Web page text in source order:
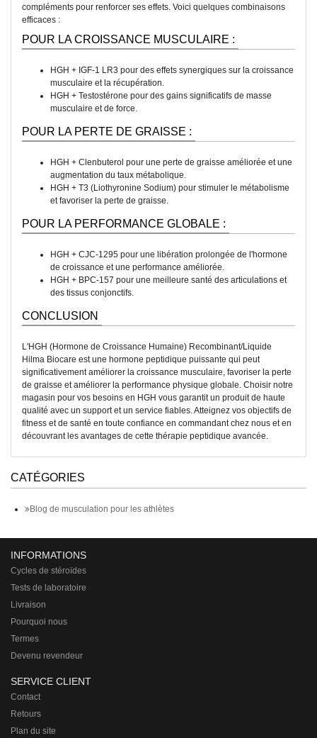
compléments pour renforcer ses effets. Voici quelques combinaisons
efficaces :
POUR LA CROISSANCE MUSCULAIRE :
HGH + IGF-1 LR3 pour des effets synergiques sur la croissance
musculaire et la récupération.
HGH + Testostérone pour des gains significatifs de masse
musculaire et de force.
POUR LA PERTE DE GRAISSE :
HGH + Clenbuterol pour une perte de graisse améliorée et une
augmentation du taux métabolique.
HGH + T3 (Liothyronine Sodium) pour stimuler le métabolisme
et favoriser la perte de graisse.
POUR LA PERFORMANCE GLOBALE :
HGH + CJC-1295 pour une libération prolongée de l'hormone
de croissance et une performance améliorée.
HGH + BPC-157 pour une meilleure santé des articulations et
des tissus conjonctifs.
CONCLUSION
L'HGH (Hormone de Croissance Humaine) Recombinant/Liquide
Hilma Biocare est une hormone peptidique puissante qui peut
significativement améliorer la croissance musculaire, favoriser la perte
de graisse et améliorer la performance physique globale. Choisir notre
magasin pour vos besoins en HGH vous garantit un produit de haute
qualité avec un support et un service fiables. Atteignez vos objectifs de
fitness et de santé en toute confiance en commandant chez nous et en
découvrant les avantages de cette thérapie peptidique avancée.
CATÉGORIES
Blog de musculation pour les athlètes
INFORMATIONS
Cycles de stéroïdes
Tests de laboratoire
Livraison
Pourquoi nous
Termes
Devenu revendeur
SERVICE CLIENT
Contact
Retours
Plan du site